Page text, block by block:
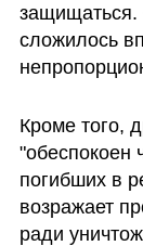
защищаться.
сложилось
Кроме того,
"обеспокоен
погибших в
возражает
ради